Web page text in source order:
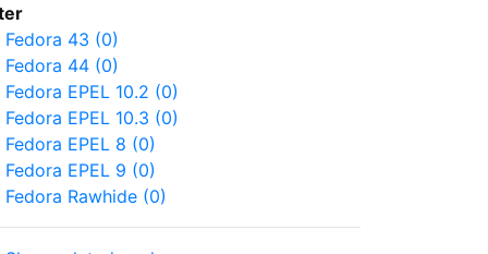
Fedora 43 (0)
Fedora 44 (0)
Fedora EPEL 10.2 (0)
Fedora EPEL 10.3 (0)
Fedora EPEL 8 (0)
Fedora EPEL 9 (0)
Fedora Rawhide (0)